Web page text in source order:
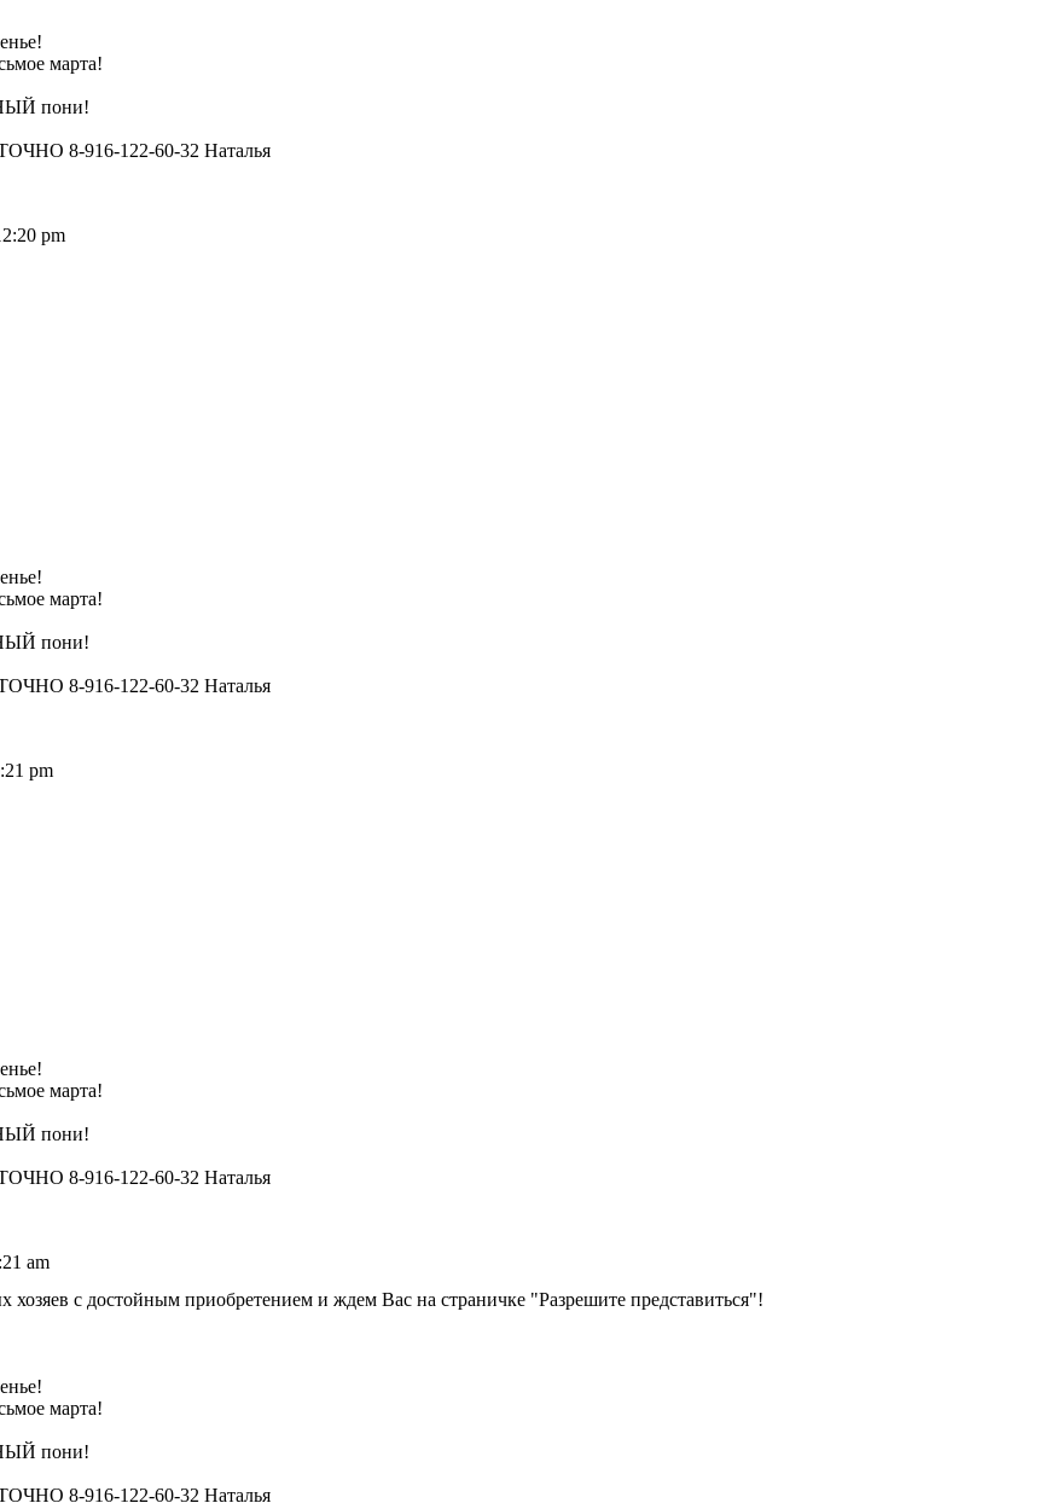
марта!
пони!
8-916-122-60-32 Наталья
pm
марта!
пони!
8-916-122-60-32 Наталья
pm
марта!
пони!
8-916-122-60-32 Наталья
am
с достойным приобретением и ждем Вас на страничке "Разрешите представиться"!
марта!
пони!
8-916-122-60-32 Наталья